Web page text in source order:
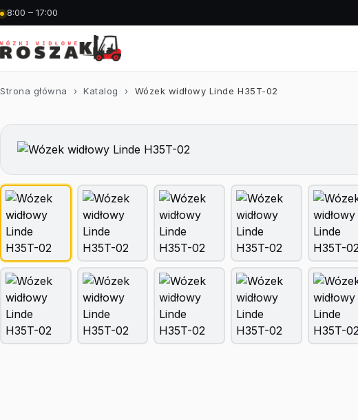
8:00 – 17:00
Strona główna ›Katalog › Wózek widłowy Linde H35T-02